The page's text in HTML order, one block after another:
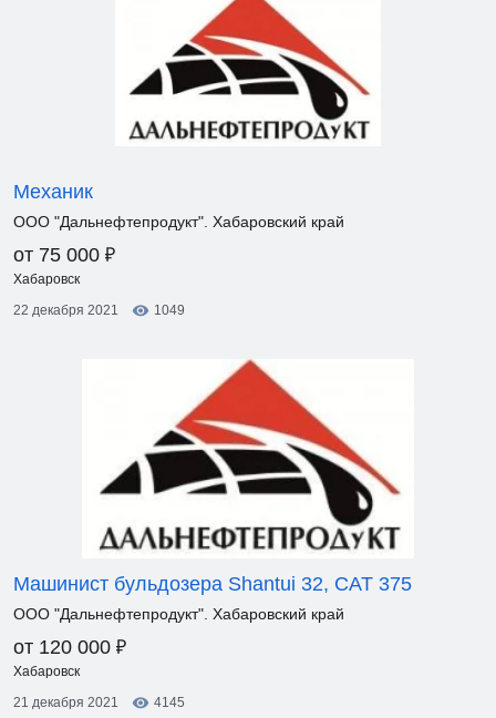
Механик
ООО "Дальнефтепродукт". Хабаровский край
от 75 000 ₽
Хабаровск
22 декабря 2021
1049
Машинист бульдозера Shantui 32, CAT 375
ООО "Дальнефтепродукт". Хабаровский край
от 120 000 ₽
Хабаровск
21 декабря 2021
4145